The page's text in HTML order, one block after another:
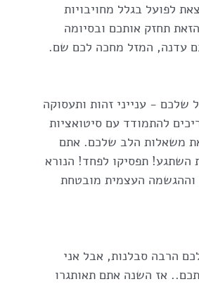
לפועל בגלל מחויבויות
תחזק אותכם ובסיומה
עדנה, המזל מחכה לכם שם.
- ענייני זהות ותעסוקה
להתמודד עם סיטואציות
משאלות הלב שלכם. אתם
השתגע! תפסיקו לפחד! הנורא
וההגשמה העצמית מובטחת
הרבה סבלנות, אבל אני
אז השנה אתם תאותגרו